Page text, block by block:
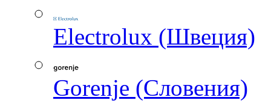
Electrolux (Швеция)
Gorenje (Словения)